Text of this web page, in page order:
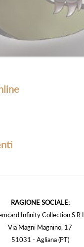
RAGIONE SOCIALE:
Infinity Collection S.R.L.
Via Magni Magnino, 17
51031 - Agliana (PT)